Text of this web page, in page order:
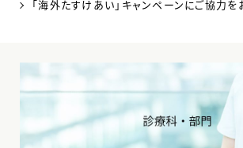
「海外たすけあい」キャンペーンにご協力を